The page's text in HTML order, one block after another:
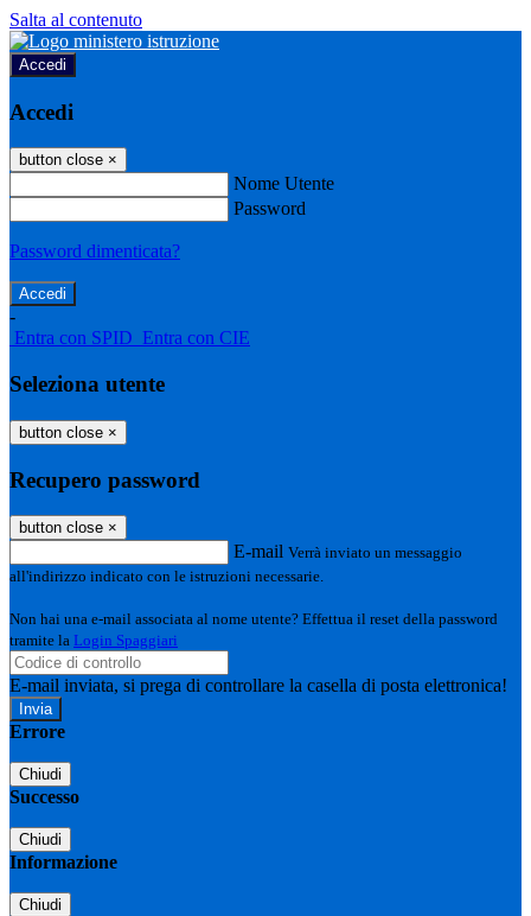
Salta al contenuto
Accedi
Accedi
button close ×
Nome Utente
Password
Password dimenticata?
-
Entra con SPID Entra con CIE
Seleziona utente
button close ×
Recupero password
button close ×
E-mail Verrà inviato un messaggio
all'indirizzo indicato con le istruzioni necessarie.
Non hai una e-mail associata al nome utente? Effettua il reset della password
tramite la Login Spaggiari
E-mail inviata, si prega di controllare la casella di posta elettronica!
Errore
Chiudi
Successo
Chiudi
Informazione
Chiudi